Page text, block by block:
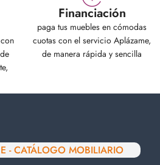
Financiación
paga tus muebles en cómodas
cuotas con el servicio Aplázame,
de manera rápida y sencilla
- CATÁLOGO MOBILIARIO